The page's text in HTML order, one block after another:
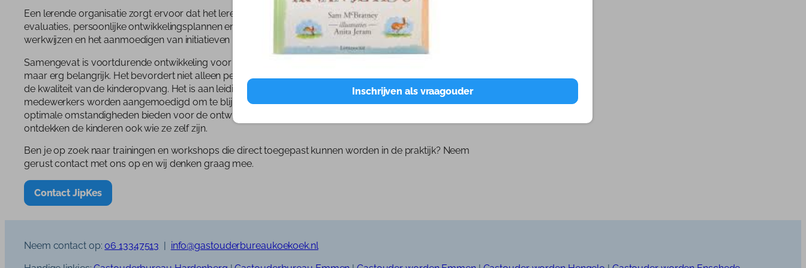
Een lerende organisatie zorgt ervoor dat het leren is geïntegreerd in de dagelijkse routine. Regelmatige
evaluaties, persoonlijke ontwikkelingsplannen en coaching kunnen hierbij helpen. Het delen van goede
werkwijzen en het aanmoedigen van initiatieven moet normaal worden binnen de organisatie.
Samengevat is voortdurende ontwikkeling voor medewerkers in de kinderopvang niet alleen een wens,
maar erg belangrijk. Het bevordert niet alleen persoonlijke groei, maar heeft ook directe voordelen voor
de kwaliteit van de kinderopvang. Het is aan leidinggevenden om een omgeving te creëren waarin
medewerkers worden aangemoedigd om te blijven leren. Want alleen door zelf te groeien, kunnen zij de
optimale omstandigheden bieden voor de ontwikkeling van de kinderen. Zo leren ze zichzelf kennen en
ontdekken de kinderen ook wie ze zelf zijn.
Ben je op zoek naar trainingen en workshops die direct toegepast kunnen worden in de praktijk? Neem
gerust contact met ons op en wij denken graag mee.
Contact JipKes
Neem contact op: 06 13347513 | info@gastouderbureaukoekoek.nl
Inschrijven als vraagouder